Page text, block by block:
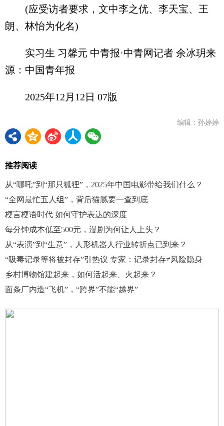
(应受访者要求，文中李之优、李天宝、王
朗、林怡为化名)
实习生 习馨元 中青报·中青网记者 余冰玥来
源：中国青年报
2025年12月12日 07版
编辑：孙婷婷
推荐阅读
从“哪吒”到“那只狐狸”，2025年中国电影带给我们什么？
“全网最忙五人组”，背后猫腻要一查到底
梗言梗语时代 如何守护表达的深度
每分钟成本低至500元，漫剧为何让人上头？
从“表演”到“生意”，人形机器人行业转折点已到来？
“吸毒记录等将被封存”引热议 专家：记录封存≠风险隐身
乡村博物馆建起来，如何活起来、火起来？
面条厂内造“飞机”，“跨界”不能“越界”